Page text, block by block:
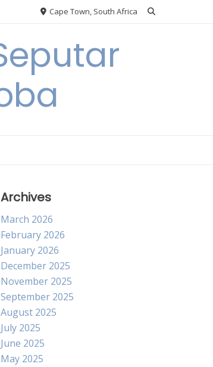
Cape Town, South Africa
Archives
March 2026
February 2026
January 2026
December 2025
November 2025
September 2025
August 2025
July 2025
June 2025
May 2025